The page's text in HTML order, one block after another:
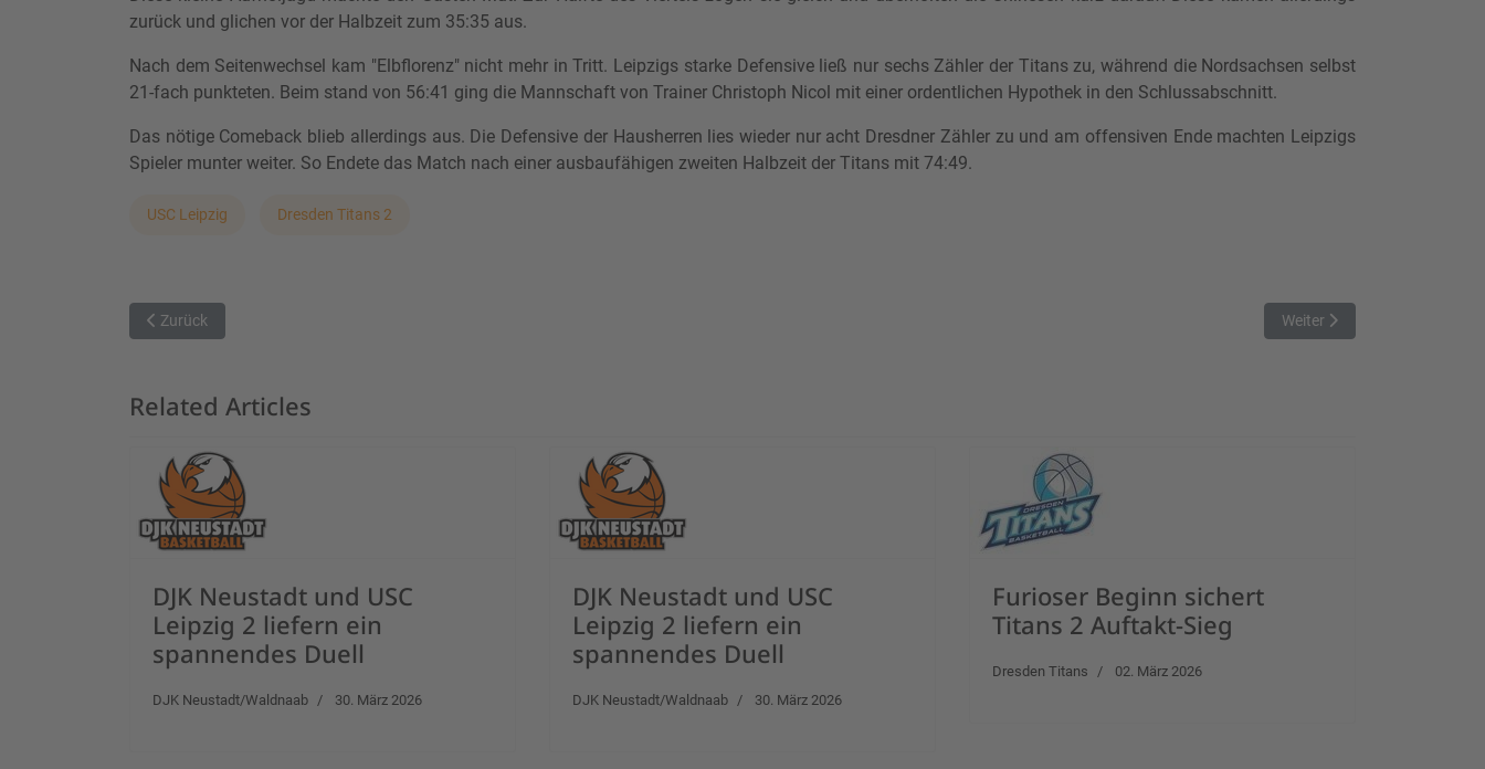
zurück und glichen vor der Halbzeit zum 35:35 aus.
Nach dem Seitenwechsel kam "Elbflorenz" nicht mehr in Tritt. Leipzigs starke Defensive ließ nur sechs Zähler der Titans zu, während die Nordsachsen selbst
21-fach punkteten. Beim stand von 56:41 ging die Mannschaft von Trainer Christoph Nicol mit einer ordentlichen Hypothek in den Schlussabschnitt.
Das nötige Comeback blieb allerdings aus. Die Defensive der Hausherren lies wieder nur acht Dresdner Zähler zu und am offensiven Ende machten Leipzigs
Spieler munter weiter. So Endete das Match nach einer ausbaufähigen zweiten Halbzeit der Titans mit 74:49.
USC Leipzig Dresden Titans 2
Vorheriger Beitrag: Weimar eine Nummer zu groß
Zurück Nächster Beitrag: Haching
Weiter
Related Articles
DJK Neustadt und USC
Leipzig 2 liefern ein
spannendes Duell
DJK Neustadt/Waldnaab 30. März 2026
DJK Neustadt und USC
Leipzig 2 liefern ein
spannendes Duell
DJK Neustadt/Waldnaab 30. März 2026
Furioser Beginn sichert
Titans 2 Auftakt-Sieg
Dresden Titans 02. März 2026